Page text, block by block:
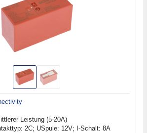
Leistung (5-20A)
2C; USpule: 12V; I-Schalt: 8A